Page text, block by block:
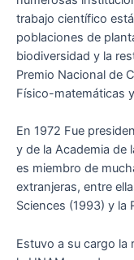
trabajo científico
poblaciones de
biodiversidad y la
Premio Nacional de
Físico-matemáticas
En 1972 Fue
y de la Academia de
es miembro de
extranjeras, entre
Sciences (1993) y la
Estuvo a su cargo la